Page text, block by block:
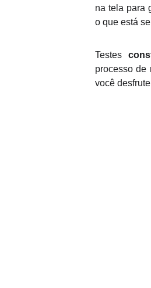
na tela para
o que está
Testes
processo de
você